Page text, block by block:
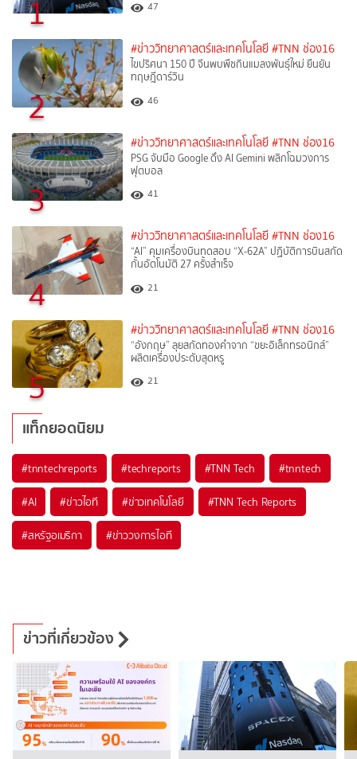
1 47
2
#ข่าววิทยาศาสตร์และเทคโนโลยี #TNN ช่อง16
ไขปริศนา 150 ปี จีนพบพืชกินแมลงพันธุ์ใหม่ ยืนยัน
ทฤษฎีดาร์วิน
46
3
#ข่าววิทยาศาสตร์และเทคโนโลยี #TNN ช่อง16
PSG จับมือ Google ดึง AI Gemini พลิกโฉมวงการ
ฟุตบอล
41
4
#ข่าววิทยาศาสตร์และเทคโนโลยี #TNN ช่อง16
“AI” คุมเครื่องบินทดสอบ “X-62A” ปฏิบัติการบินสกัด
กั้นอัตโนมัติ 27 ครั้งสำเร็จ
21
5
#ข่าววิทยาศาสตร์และเทคโนโลยี #TNN ช่อง16
“อังกฤษ” ลุยสกัดทองคำจาก “ขยะอิเล็กทรอนิกส์”
ผลิตเครื่องประดับสุดหรู
21
แท็กยอดนิยม
#tnntechreports #techreports #TNN Tech #tnntech
#AI #ข่าวไอที #ข่าวเทคโนโลยี #TNN Tech Reports
#สหรัฐอเมริกา #ข่าววงการไอที
ข่าวที่เกี่ยวข้อง